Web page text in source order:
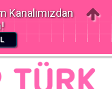
Kanalımızdan